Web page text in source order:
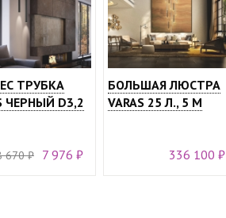
ТРУБКА
ЧЕРНЫЙ D3,2
670 ₽ 7 976 ₽
БОЛЬШАЯ ЛЮСТРА
VARAS 25 Л., 5 М
336 100 ₽